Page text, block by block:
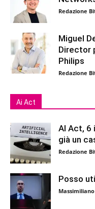
Redazione
Miguel
Director
Philips
Redazione
Ai Act
AI Act, 6
già un
Redazione
Posso